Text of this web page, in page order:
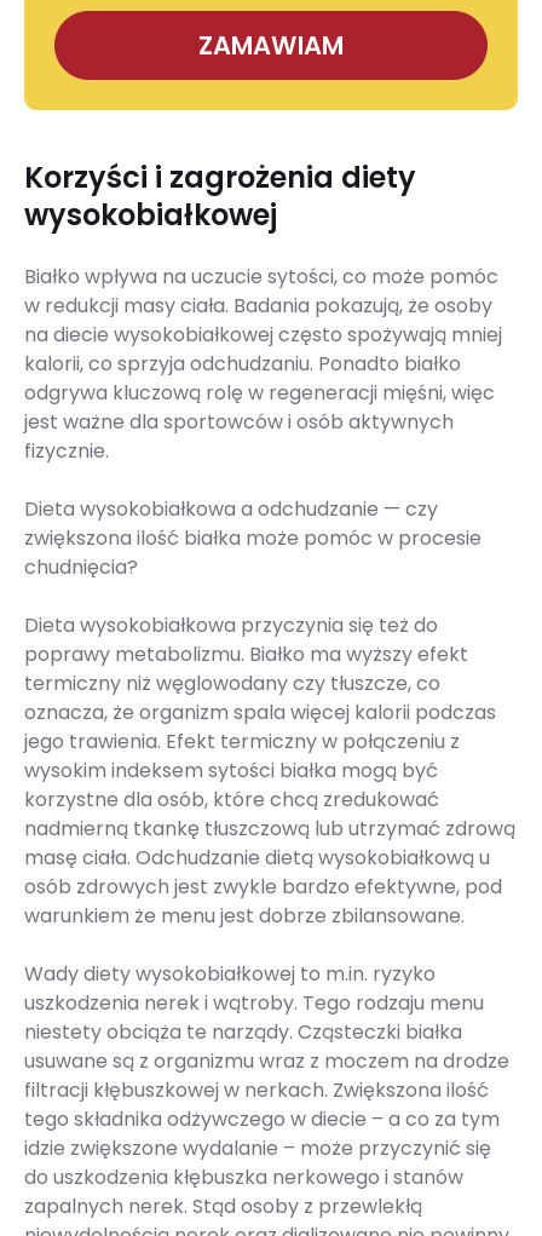
ZAMAWIAM
Korzyści i zagrożenia diety
wysokobiałkowej
Białko wpływa na uczucie sytości, co może pomóc
w redukcji masy ciała. Badania pokazują, że osoby
na diecie wysokobiałkowej często spożywają mniej
kalorii, co sprzyja odchudzaniu. Ponadto białko
odgrywa kluczową rolę w regeneracji mięśni, więc
jest ważne dla sportowców i osób aktywnych
fizycznie.
Dieta wysokobiałkowa a odchudzanie — czy
zwiększona ilość białka może pomóc w procesie
chudnięcia?
Dieta wysokobiałkowa przyczynia się też do
poprawy metabolizmu. Białko ma wyższy efekt
termiczny niż węglowodany czy tłuszcze, co
oznacza, że organizm spala więcej kalorii podczas
jego trawienia. Efekt termiczny w połączeniu z
wysokim indeksem sytości białka mogą być
korzystne dla osób, które chcą zredukować
nadmierną tkankę tłuszczową lub utrzymać zdrową
masę ciała. Odchudzanie dietą wysokobiałkową u
osób zdrowych jest zwykle bardzo efektywne, pod
warunkiem że menu jest dobrze zbilansowane.
Wady diety wysokobiałkowej to m.in. ryzyko
uszkodzenia nerek i wątroby. Tego rodzaju menu
niestety obciąża te narządy. Cząsteczki białka
usuwane są z organizmu wraz z moczem na drodze
filtracji kłębuszkowej w nerkach. Zwiększona ilość
tego składnika odżywczego w diecie – a co za tym
idzie zwiększone wydalanie – może przyczynić się
do uszkodzenia kłębuszka nerkowego i stanów
zapalnych nerek. Stąd osoby z przewlekłą